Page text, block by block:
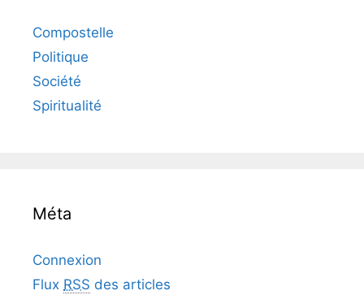
Compostelle
Politique
Société
Spiritualité
Méta
Connexion
Flux RSS des articles